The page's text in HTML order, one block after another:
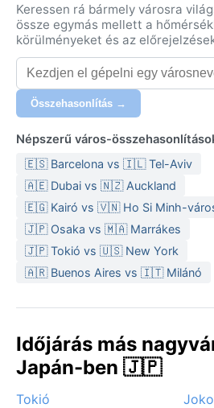
Keressen rá bármely városra
össze egymás mellett a
körülményeket és az
Összehasonlítás →
Népszerű város-
🇪🇸 Barcelona vs 🇮🇱 Tel-Aviv
🇦🇪 Dubai vs 🇳🇿 Auckland
🇪🇬 Kairó vs 🇻🇳 Ho Si Minh-
🇯🇵 Osaka vs 🇲🇦 Marrákes
🇯🇵 Tokió vs 🇺🇸 New York
🇦🇷 Buenos Aires vs 🇮🇹 Milánó
Időjárás más
Japán-ben 🇯🇵
Tokió